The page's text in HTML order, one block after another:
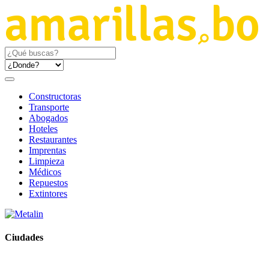
Constructoras
Transporte
Abogados
Hoteles
Restaurantes
Imprentas
Limpieza
Médicos
Repuestos
Extintores
Ciudades